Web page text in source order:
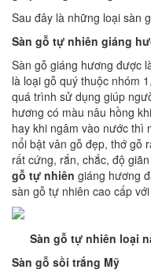
Sau đây là những loại sàn
Sàn gỗ tự nhiên giáng
Sàn gỗ giáng hương được
là loại gỗ quý thuộc nhóm
quá trình sử dụng giúp
hương có màu nâu hồng
hay khi ngâm vào nước thì
nổi bật vân gỗ đẹp, thớ gỗ
rất cứng, rắn, chắc, độ
gỗ tự nhiên giáng hương
sàn gỗ tự nhiên cao cấp
Sàn gỗ tự nhiên loại
Sàn gỗ sồi trắng Mỹ